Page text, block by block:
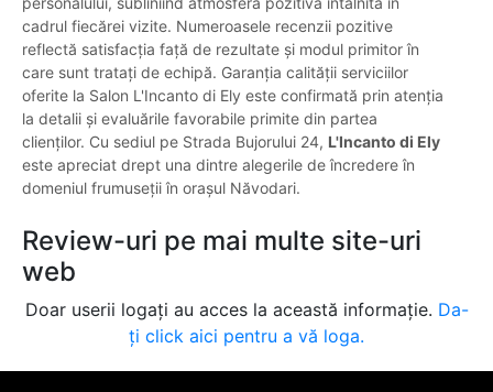
cadrul fiecărei vizite. Numeroasele recenzii pozitive
reflectă satisfacția față de rezultate și modul primitor în
care sunt tratați de echipă. Garanția calității serviciilor
oferite la Salon L'Incanto di Ely este confirmată prin atenția
la detalii și evaluările favorabile primite din partea
clienților. Cu sediul pe Strada Bujorului 24, L'Incanto di Ely
este apreciat drept una dintre alegerile de încredere în
domeniul frumuseții în orașul Năvodari.
Review-uri pe mai multe site-uri
web
Doar userii logați au acces la această informație. Da-
ți click aici pentru a vă loga.